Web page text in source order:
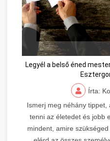
Legyél a belső éned
Írta:
Ismerj meg néhány
tenni az életedet és jobb
mindent, amire